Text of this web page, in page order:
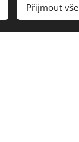
Do košíku
Přijmout vše